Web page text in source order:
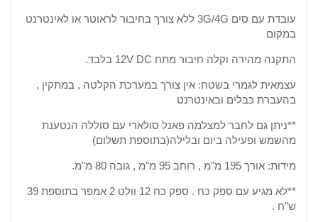
עובדת עם סים 3G/4G ללא צורך בחיבור לראוטר או לאינטרנט
במקום
התקנה מהירה וקלה חיבור מתח 12V DC בלבד.
עצמאית לגמרי בשטח: אין צורך במערכת הקלטה , במתקין ,
בהעברת כבלים ובאינטרנט
**ניתן גם לחבר למצלמה פאנל סולארי עם סוללה הנטענת
מהשמש ופעילה ביום ובלילה(בתוספת תשלום)
מידות: אורך 195 מ"מ , רוחב 95 מ"מ , גובה 80 מ"מ.
**לא מגיע עם ספק כח . ספק כח 12 וולט 2 אמפר בתוספת 39
ש"ח .